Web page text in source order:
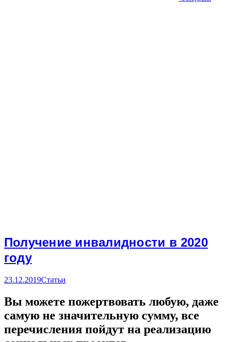
Получение инвалидности в 2020
году
23.12.2019Статьи
Вы можете пожертвовать любую, даже
самую не значительную сумму, все
перечисления пойдут на реализацию